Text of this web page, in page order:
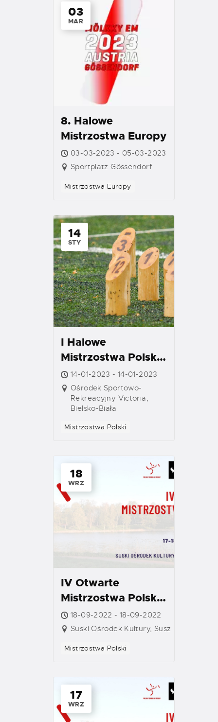
03
MAR
8. Halowe
Mistrzostwa Europy
03-03-2023 - 05-03-2023
Sportplatz Gössendorf
Mistrzostwa Europy
14
STY
I Halowe
Mistrzostwa Polski
w Mölkky
14-01-2023 - 14-01-2023
Ośrodek Sportowo-
Rekreacyjny Victoria,
Bielsko-Biała
Mistrzostwa Polski
18
WRZ
IV Otwarte
Mistrzostwa Polski
w Mölkky – Turniej
Drużynowy
18-09-2022 - 18-09-2022
Suski Ośrodek Kultury, Susz
Mistrzostwa Polski
17
WRZ